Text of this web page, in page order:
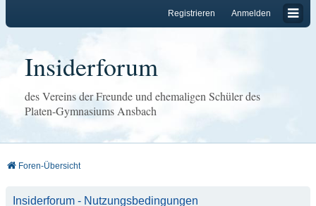
Anmelden
Registrieren
Insiderforum
des Vereins der Freunde und ehemaligen Schüler des
Platen-Gymnasiums Ansbach
Foren-Übersicht
Insiderforum - Nutzungsbedingungen